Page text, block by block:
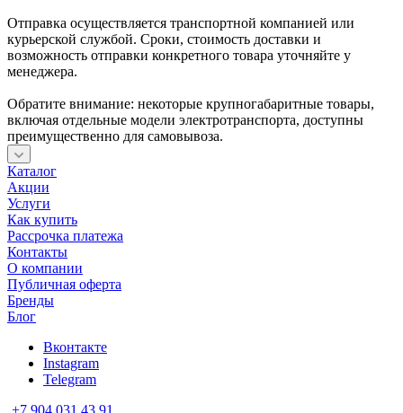
Отправка осуществляется транспортной компанией или
курьерской службой. Сроки, стоимость доставки и
возможность отправки конкретного товара уточняйте у
менеджера.
Обратите внимание: некоторые крупногабаритные товары,
включая отдельные модели электротранспорта, доступны
преимущественно для самовывоза.
Каталог
Акции
Услуги
Как купить
Рассрочка платежа
Контакты
О компании
Публичная оферта
Бренды
Блог
Вконтакте
Instagram
Telegram